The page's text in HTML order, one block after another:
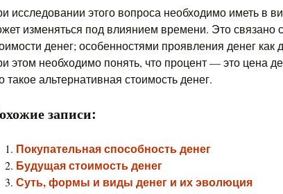
исследовании этого вопроса необходимо иметь в
изменяться под влиянием времени. Это
денег; особенностями проявления денег как
этом необходимо понять, что процент — это цена
такое альтернативная стоимость денег.
записи:
Покупательная способность денег
Будущая стоимость денег
Суть, формы и виды денег и их эволюция